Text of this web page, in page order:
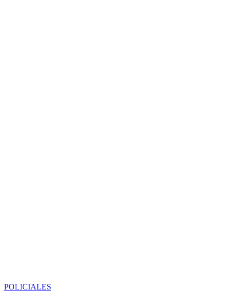
POLICIALES